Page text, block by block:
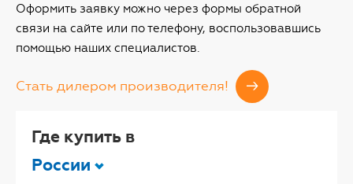
Оформить заявку можно через формы обратной
связи на сайте или по телефону, воспользовавшись
помощью наших специалистов.
Стать дилером производителя!
Где купить в
России